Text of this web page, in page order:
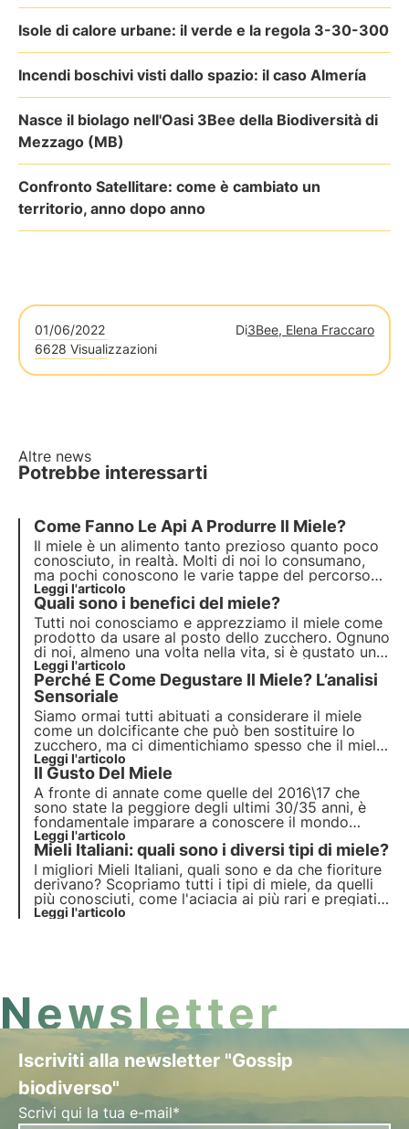
Isole di calore urbane: il verde e la regola 3-30-300
Incendi boschivi visti dallo spazio: il caso Almería
Nasce il biolago nell'Oasi 3Bee della Biodiversità di
Mezzago (MB)
Confronto Satellitare: come è cambiato un
territorio, anno dopo anno
01/06/2022 Di3Bee, Elena Fraccaro
6628 Visualizzazioni
Altre news
Potrebbe interessarti
Come Fanno Le Api A Produrre Il Miele?
Il miele è un alimento tanto prezioso quanto poco
conosciuto, in realtà. Molti di noi lo consumano,
ma pochi conoscono le varie tappe del percorso
che hanno portato sulla nostra tavola il bel vasetto
ricolmo di questa dolce sostanza.
Leggi l'articolo
Quali sono i benefici del miele?
Tutti noi conosciamo e apprezziamo il miele come
prodotto da usare al posto dello zucchero. Ognuno
di noi, almeno una volta nella vita, si è gustato una
tisana addolcita da un abbondante cucchiaio di
miele. Ma quali sono i suoi benefici e come
possiamo usarlo al meglio tutti i giorni?
Leggi l'articolo
Perché E Come Degustare Il Miele? L’analisi
Sensoriale
Siamo ormai tutti abituati a considerare il miele
come un dolcificante che può ben sostituire lo
zucchero, ma ci dimentichiamo spesso che il miele
è un preziosissimo alimento che può essere
apprezzato per le sue numerosissime
caratteristiche e proprietà.
Leggi l'articolo
Il Gusto Del Miele
A fronte di annate come quelle del 2016\17 che
sono state la peggiore degli ultimi 30/35 anni, è
fondamentale imparare a conoscere il mondo
dell’apicoltura per saper scegliere un prodotto
italiano. Scopri il gusto del miele
Leggi l'articolo
Mieli Italiani: quali sono i diversi tipi di miele?
I migliori Mieli Italiani, quali sono e da che fioriture
derivano? Scopriamo tutti i tipi di miele, da quelli
più conosciuti, come l'aciacia ai più rari e pregiati
come il miele di asfodelo. Leggi il nostro nuovo
Leggi l'articolo
Newsletter
Iscriviti alla newsletter "Gossip
biodiverso"
Scrivi qui la tua e-mail*